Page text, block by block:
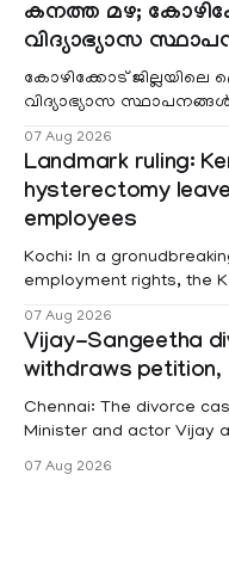
കനത്ത മഴ;
വിദ്യാഭ്യാസ
കോഴിക്കോട്
വിദ്യാഭ്യാസ
07 Aug 2026
Landmark ruling:
hysterectomy
employees
Kochi: In a
employment rights, the
projects are eligible for
hysterectomy surgery
(KSR). The court noted that since essential benefits like
maternity
07 Aug 2026
Vijay-Sangeetha
withdraws
Chennai: The divorce
Minister and actor Vijay
Sowrnalingam has
07 Aug 2026